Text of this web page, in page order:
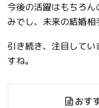
今後の活躍はもちろ
みでし、未来の結婚相
引き続き、注目して
すね。
おす